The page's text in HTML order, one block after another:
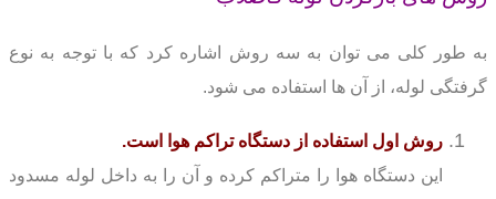
به طور کلی می توان به سه روش اشاره کرد که با توجه به نوع
گرفتگی لوله، از آن ها استفاده می شود.
روش اول استفاده از دستگاه تراکم هوا است.
این دستگاه هوا را متراکم کرده و آن را به داخل لوله مسدود